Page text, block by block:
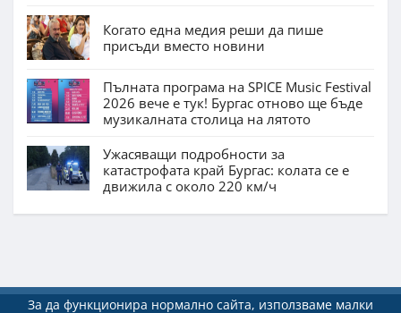
Когато една медия реши да пише
присъди вместо новини
Пълната програма на SPICE Music Festival
2026 вече е тук! Бургас отново ще бъде
музикалната столица на лятото
Ужасяващи подробности за
катастрофата край Бургас: колата се е
движила с около 220 км/ч
За да функционира нормално сайта, използваме малки